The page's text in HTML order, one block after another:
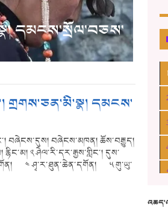
དམངས་སྲོལ་བཅས་
གྲགས་ཅན་མི་སྣ། དམངས་
བཞེངས་དུས། བཞེངས་མཁན། ཆོས་བརྒྱུད།
༢ ཤེལ་རི་དར་རྒྱས་གླིང་། དུས་
༤ ཤྭ་ར་ཐུན་ཆེན་དགོན། ༥ གུ་ཡུ་